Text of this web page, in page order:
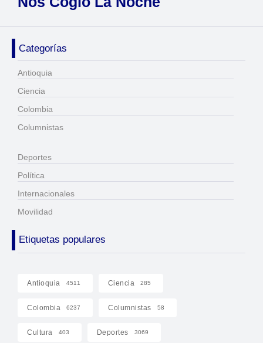
Categorías
Antioquia
Ciencia
Colombia
Columnistas
Deportes
Política
Internacionales
Movilidad
Etiquetas populares
Antioquia 4511 Ciencia 285
Colombia 6237 Columnistas 58
Cultura 403 Deportes 3069